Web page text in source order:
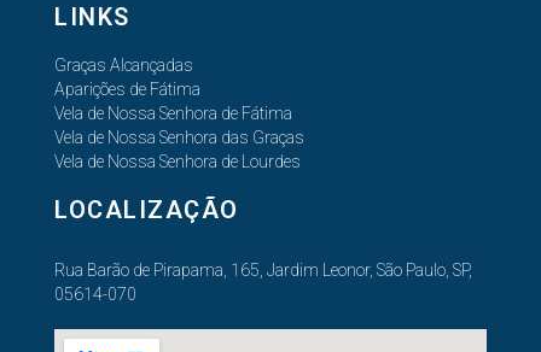
LINKS
Graças Alcançadas
Aparições de Fátima
Vela de Nossa Senhora de Fátima
Vela de Nossa Senhora das Graças
Vela de Nossa Senhora de Lourdes
LOCALIZAÇÃO
Rua Barão de Pirapama, 165, Jardim Leonor, São Paulo, SP,
05614-070